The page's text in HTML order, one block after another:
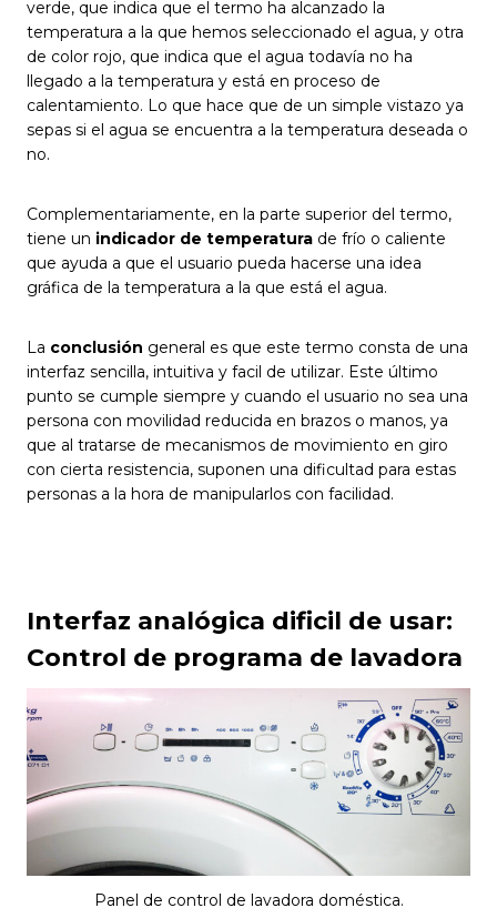
verde, que indica que el termo ha alcanzado la
temperatura a la que hemos seleccionado el agua, y otra
de color rojo, que indica que el agua todavía no ha
llegado a la temperatura y está en proceso de
calentamiento. Lo que hace que de un simple vistazo ya
sepas si el agua se encuentra a la temperatura deseada o
no.
Complementariamente, en la parte superior del termo,
tiene un indicador de temperatura de frío o caliente
que ayuda a que el usuario pueda hacerse una idea
gráfica de la temperatura a la que está el agua.
La conclusión general es que este termo consta de una
interfaz sencilla, intuitiva y facil de utilizar. Este último
punto se cumple siempre y cuando el usuario no sea una
persona con movilidad reducida en brazos o manos, ya
que al tratarse de mecanismos de movimiento en giro
con cierta resistencia, suponen una dificultad para estas
personas a la hora de manipularlos con facilidad.
Interfaz analógica dificil de usar:
Control de programa de lavadora
Panel de control de lavadora doméstica.